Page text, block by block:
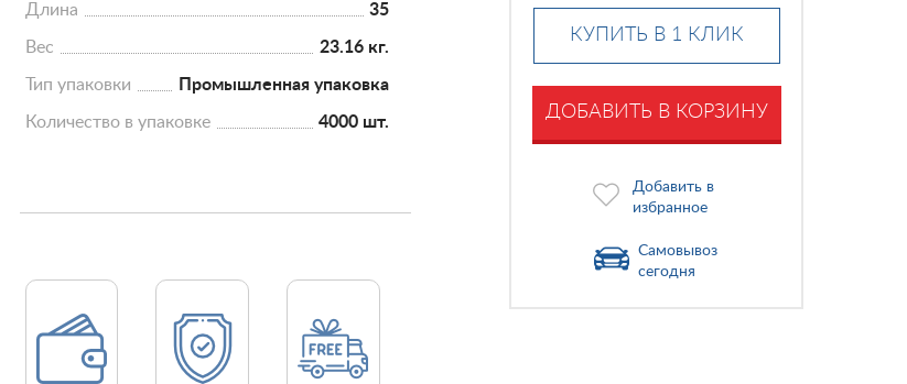
Длина 35
Вес 23.16 кг.
Тип упаковки Промышленная упаковка
Количество в упаковке 4000 шт.
КУПИТЬ В 1 КЛИК
ДОБАВИТЬ В КОРЗИНУ
Добавить в
избранное
Самовывоз
сегодня